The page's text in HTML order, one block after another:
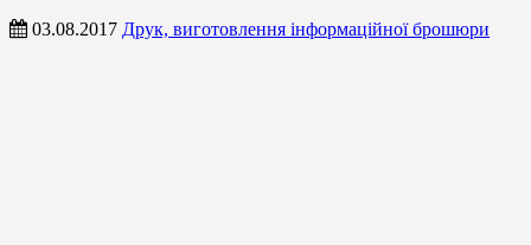
03.08.2017 Друк, виготовлення інформаційної брошюри